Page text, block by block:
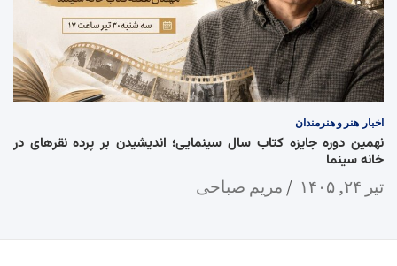
اخبار هنر و هنرمندان
نهمین دوره جایزه کتاب سال سینمایی؛ اندیشیدن بر پرده نقرهای در
خانه سینما
تیر ۲۴, ۱۴۰۵ مریم صباحی